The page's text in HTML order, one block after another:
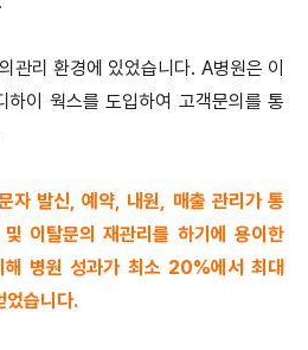
관리 환경에 있었습니다. A병원은 이
이 웍스를 도입하여 고객문의를 통
자 발신, 예약, 내원, 매출 관리가 통
이탈문의 재관리를 하기에 용이한
해 병원 성과가 최소 20%에서 최대
습니다.